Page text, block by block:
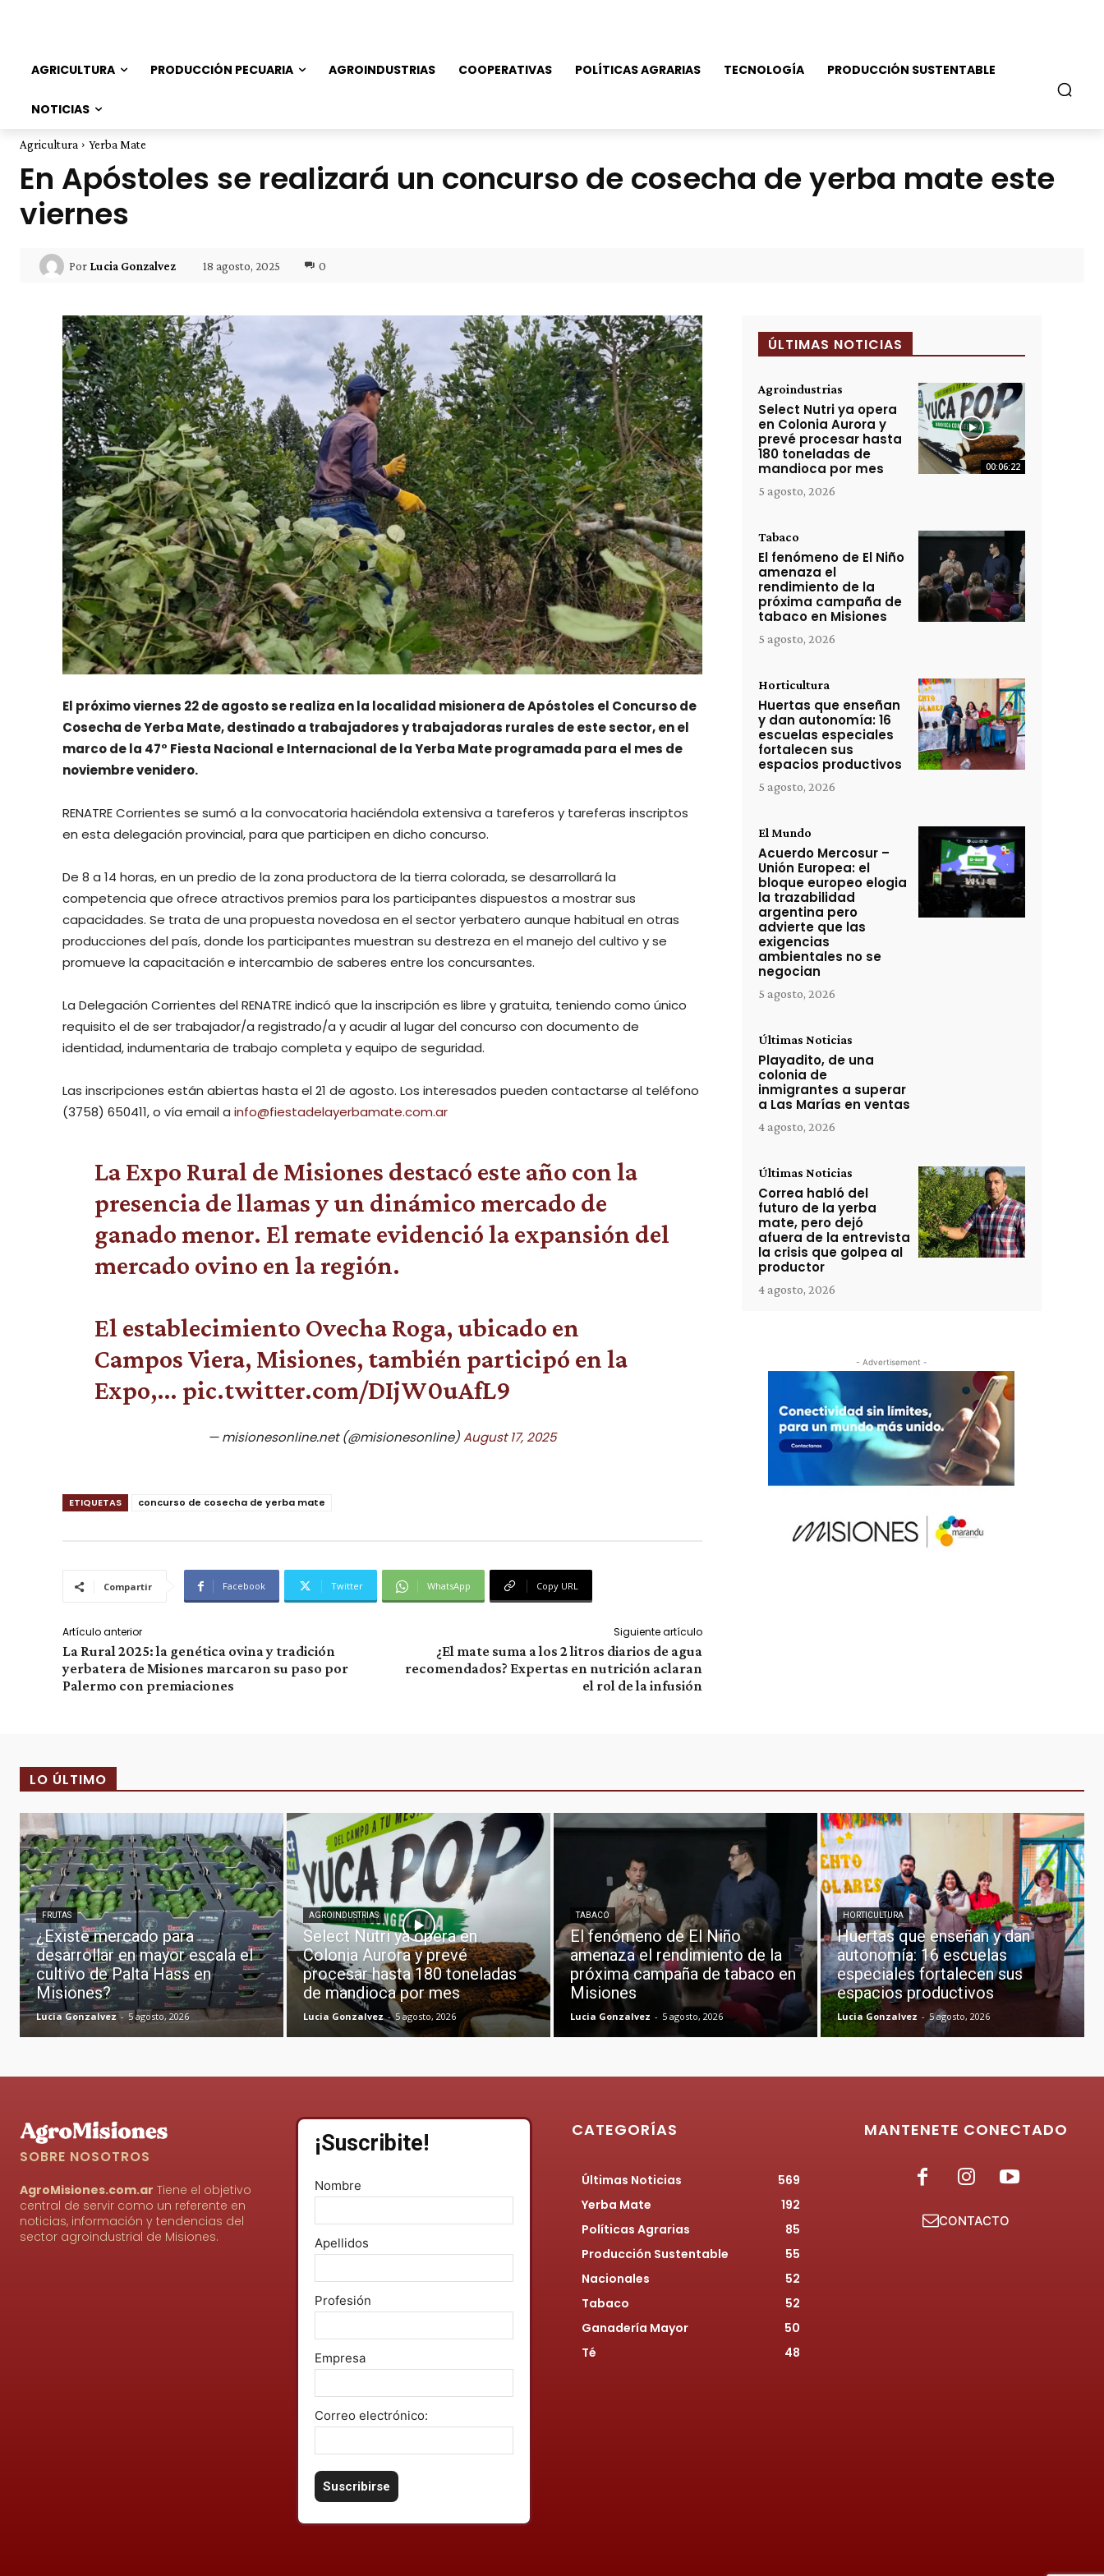
AGRICULTURA PRODUCCIÓN PECUARIA AGROINDUSTRIAS COOPERATIVAS POLÍTICAS AGRARIAS TECNOLOGÍA PRODUCCIÓN SUSTENTABLE
NOTICIAS
Agricultura Yerba Mate
En Apóstoles se realizará un concurso de cosecha de yerba mate este
viernes
Por Lucia Gonzalvez 18 agosto, 2025 0
El próximo viernes 22 de agosto se realiza en la localidad misionera de Apóstoles el Concurso de
Cosecha de Yerba Mate, destinado a trabajadores y trabajadoras rurales de este sector, en el
marco de la 47° Fiesta Nacional e Internacional de la Yerba Mate programada para el mes de
noviembre venidero.
RENATRE Corrientes se sumó a la convocatoria haciéndola extensiva a tareferos y tareferas inscriptos
en esta delegación provincial, para que participen en dicho concurso.
De 8 a 14 horas, en un predio de la zona productora de la tierra colorada, se desarrollará la
competencia que ofrece atractivos premios para los participantes dispuestos a mostrar sus
capacidades. Se trata de una propuesta novedosa en el sector yerbatero aunque habitual en otras
producciones del país, donde los participantes muestran su destreza en el manejo del cultivo y se
promueve la capacitación e intercambio de saberes entre los concursantes.
La Delegación Corrientes del RENATRE indicó que la inscripción es libre y gratuita, teniendo como único
requisito el de ser trabajador/a registrado/a y acudir al lugar del concurso con documento de
identidad, indumentaria de trabajo completa y equipo de seguridad.
Las inscripciones están abiertas hasta el 21 de agosto. Los interesados pueden contactarse al teléfono
(3758) 650411, o vía email a info@fiestadelayerbamate.com.ar
La Expo Rural de Misiones destacó este año con la
presencia de llamas y un dinámico mercado de
ganado menor. El remate evidenció la expansión del
mercado ovino en la región.
El establecimiento Ovecha Roga, ubicado en
Campos Viera, Misiones, también participó en la
Expo,… pic.twitter.com/DIjW0uAfL9
— misionesonline.net (@misionesonline)August 17, 2025
ETIQUETAS concurso de cosecha de yerba mate
Compartir Facebook Twitter WhatsApp Copy URL
Artículo anterior
La Rural 2025: la genética ovina y tradición
yerbatera de Misiones marcaron su paso por
Palermo con premiaciones
Siguiente artículo
¿El mate suma a los 2 litros diarios de agua
recomendados? Expertas en nutrición aclaran
el rol de la infusión
ÚLTIMAS NOTICIAS
00:06:22
Agroindustrias
Select Nutri ya opera
en Colonia Aurora y
prevé procesar hasta
180 toneladas de
mandioca por mes
5 agosto, 2026
Tabaco
El fenómeno de El Niño
amenaza el
rendimiento de la
próxima campaña de
tabaco en Misiones
5 agosto, 2026
Horticultura
Huertas que enseñan
y dan autonomía: 16
escuelas especiales
fortalecen sus
espacios productivos
5 agosto, 2026
El Mundo
Acuerdo Mercosur –
Unión Europea: el
bloque europeo elogia
la trazabilidad
argentina pero
advierte que las
exigencias
ambientales no se
negocian
5 agosto, 2026
Últimas Noticias
Playadito, de una
colonia de
inmigrantes a superar
a Las Marías en ventas
4 agosto, 2026
Últimas Noticias
Correa habló del
futuro de la yerba
mate, pero dejó
afuera de la entrevista
la crisis que golpea al
productor
4 agosto, 2026
- Advertisement -
LO ÚLTIMO
FRUTAS
¿Existe mercado para
desarrollar en mayor escala el
cultivo de Palta Hass en
Misiones?
Lucia Gonzalvez - 5 agosto, 2026
AGROINDUSTRIAS
Select Nutri ya opera en
Colonia Aurora y prevé
procesar hasta 180 toneladas
de mandioca por mes
Lucia Gonzalvez - 5 agosto, 2026
TABACO
El fenómeno de El Niño
amenaza el rendimiento de la
próxima campaña de tabaco en
Misiones
Lucia Gonzalvez - 5 agosto, 2026
HORTICULTURA
Huertas que enseñan y dan
autonomía: 16 escuelas
especiales fortalecen sus
espacios productivos
Lucia Gonzalvez - 5 agosto, 2026
SOBRE NOSOTROS
AgroMisiones.com.ar Tiene el objetivo
central de servir como un referente en
noticias, información y tendencias del
sector agroindustrial de Misiones.
¡Suscribite!
Nombre
Apellidos
Profesión
Empresa
Correo electrónico:
CATEGORÍAS
Últimas Noticias
569
Yerba Mate
192
Políticas Agrarias
85
Producción Sustentable
55
Nacionales
52
Tabaco
52
Ganadería Mayor
50
Té
48
MANTENETE CONECTADO
CONTACTO